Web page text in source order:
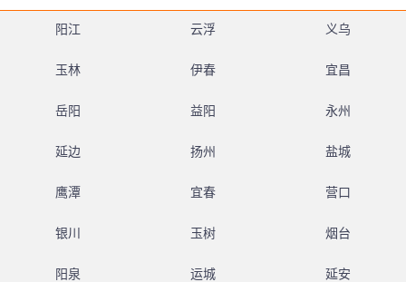
阳江 云浮 义乌
玉林 伊春 宜昌
岳阳 益阳 永州
延边 扬州 盐城
鹰潭 宜春 营口
银川 玉树 烟台
阳泉 运城 延安